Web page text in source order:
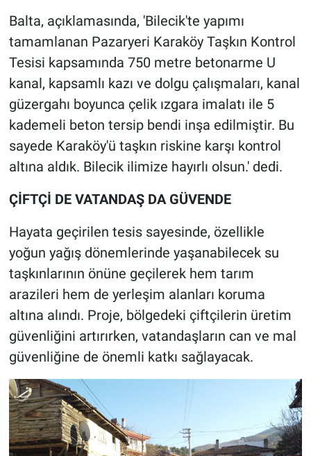
Balta, açıklamasında, 'Bilecik'te yapımı
tamamlanan Pazaryeri Karaköy Taşkın Kontrol
Tesisi kapsamında 750 metre betonarme U
kanal, kapsamlı kazı ve dolgu çalışmaları, kanal
güzergahı boyunca çelik ızgara imalatı ile 5
kademeli beton tersip bendi inşa edilmiştir. Bu
sayede Karaköy'ü taşkın riskine karşı kontrol
altına aldık. Bilecik ilimize hayırlı olsun.' dedi.
ÇİFTÇİ DE VATANDAŞ DA GÜVENDE
Hayata geçirilen tesis sayesinde, özellikle
yoğun yağış dönemlerinde yaşanabilecek su
taşkınlarının önüne geçilerek hem tarım
arazileri hem de yerleşim alanları koruma
altına alındı. Proje, bölgedeki çiftçilerin üretim
güvenliğini artırırken, vatandaşların can ve mal
güvenliğine de önemli katkı sağlayacak.